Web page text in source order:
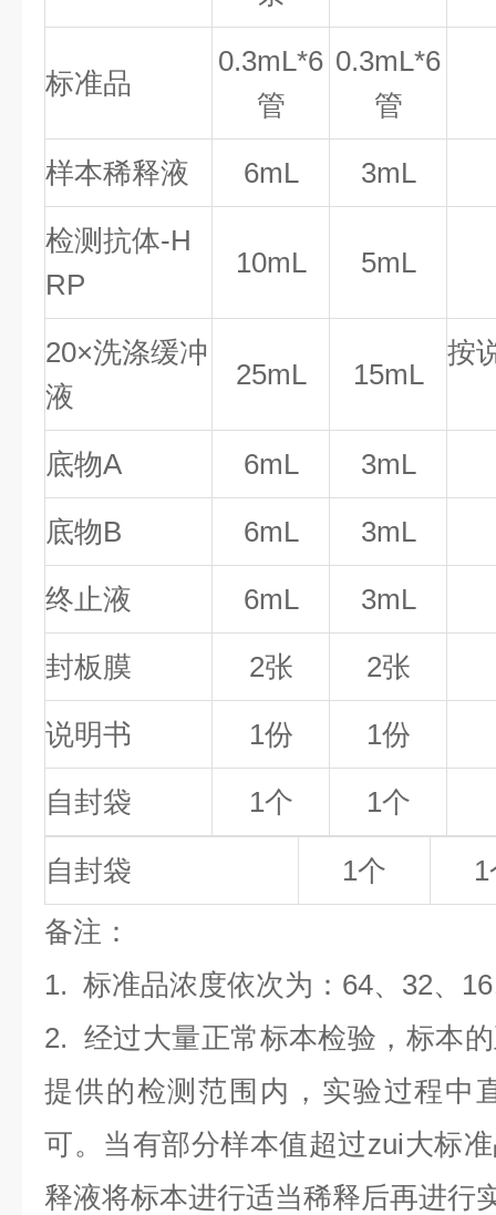
标准品
0.3mL*6
管
0.3mL*6
管
样本稀释液 6mL 3mL
检测抗体-H
RP
10mL 5mL
20×洗涤缓冲
液
25mL 15mL
按
底物A 6mL 3mL
底物B 6mL 3mL
终止液 6mL 3mL
封板膜 2张 2张
说明书 1份 1份
自封袋 1个 1个
自封袋 1个
备注 ：
1. 标准品浓度依次为：64、32、
2. 经过大量正常标本检验，标本
提供的检测范围内，实验过程中
可。当有部分样本值超过zui大标
释液将标本进行适当稀释后再进行